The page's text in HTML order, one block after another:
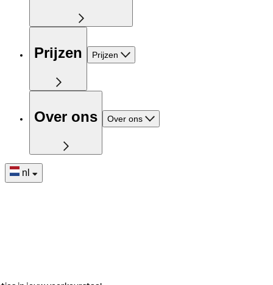
Prijzen Prijzen
Over ons Over ons
nl